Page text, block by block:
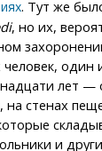
. Тут же
, но их,
один
лет —
на стенах
и